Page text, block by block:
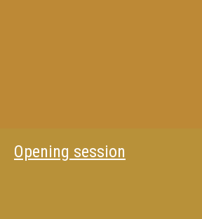
Opening session